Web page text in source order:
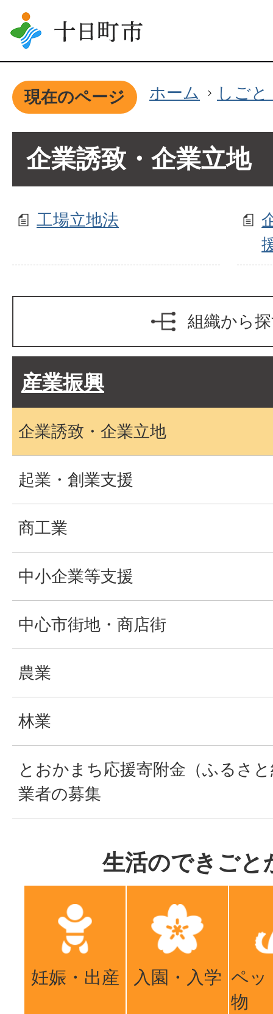
現在のページ ホーム しご
企業誘致・企業立地
工場立地法
組織から
産業振興
企業誘致・企業立地
起業・創業支援
商工業
中小企業等支援
中心市街地・商店街
農業
林業
とおかまち応援寄附金（ふるさ
業者の募集
生活のできごと
妊娠・出産 入園・入学 ペッ
物